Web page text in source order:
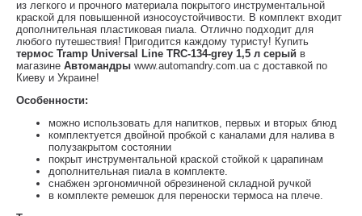
из легкого и прочного материала покрытого инструментальной
краской для повышенной износоустойчивости. В комплект входит
дополнительная пластиковая пиала. Отлично подходит для
любого путешествия! Пригодится каждому туристу! Купить
термос Tramp Universal Line TRC-134-grey 1,5 л серый в
магазине Автомандры www.automandry.com.ua с доставкой по
Киеву и Украине!
Особенности:
можно использовать для напитков, первых и вторых блюд
комплектуется двойной пробкой с каналами для налива в
полузакрытом состоянии
покрыт инструментальной краской стойкой к царапинам
дополнительная пиала в комплекте.
снабжен эргономичной обрезиненой складной ручкой
в комплекте ремешок для переноски термоса на плече.